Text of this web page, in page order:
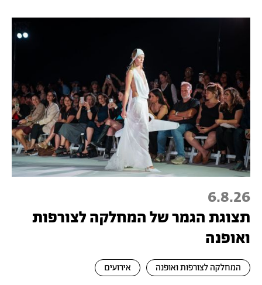
6.8.26
תצוגת הגמר של המחלקה לצורפות
ואופנה
המחלקה לצורפות ואופנה אירועים